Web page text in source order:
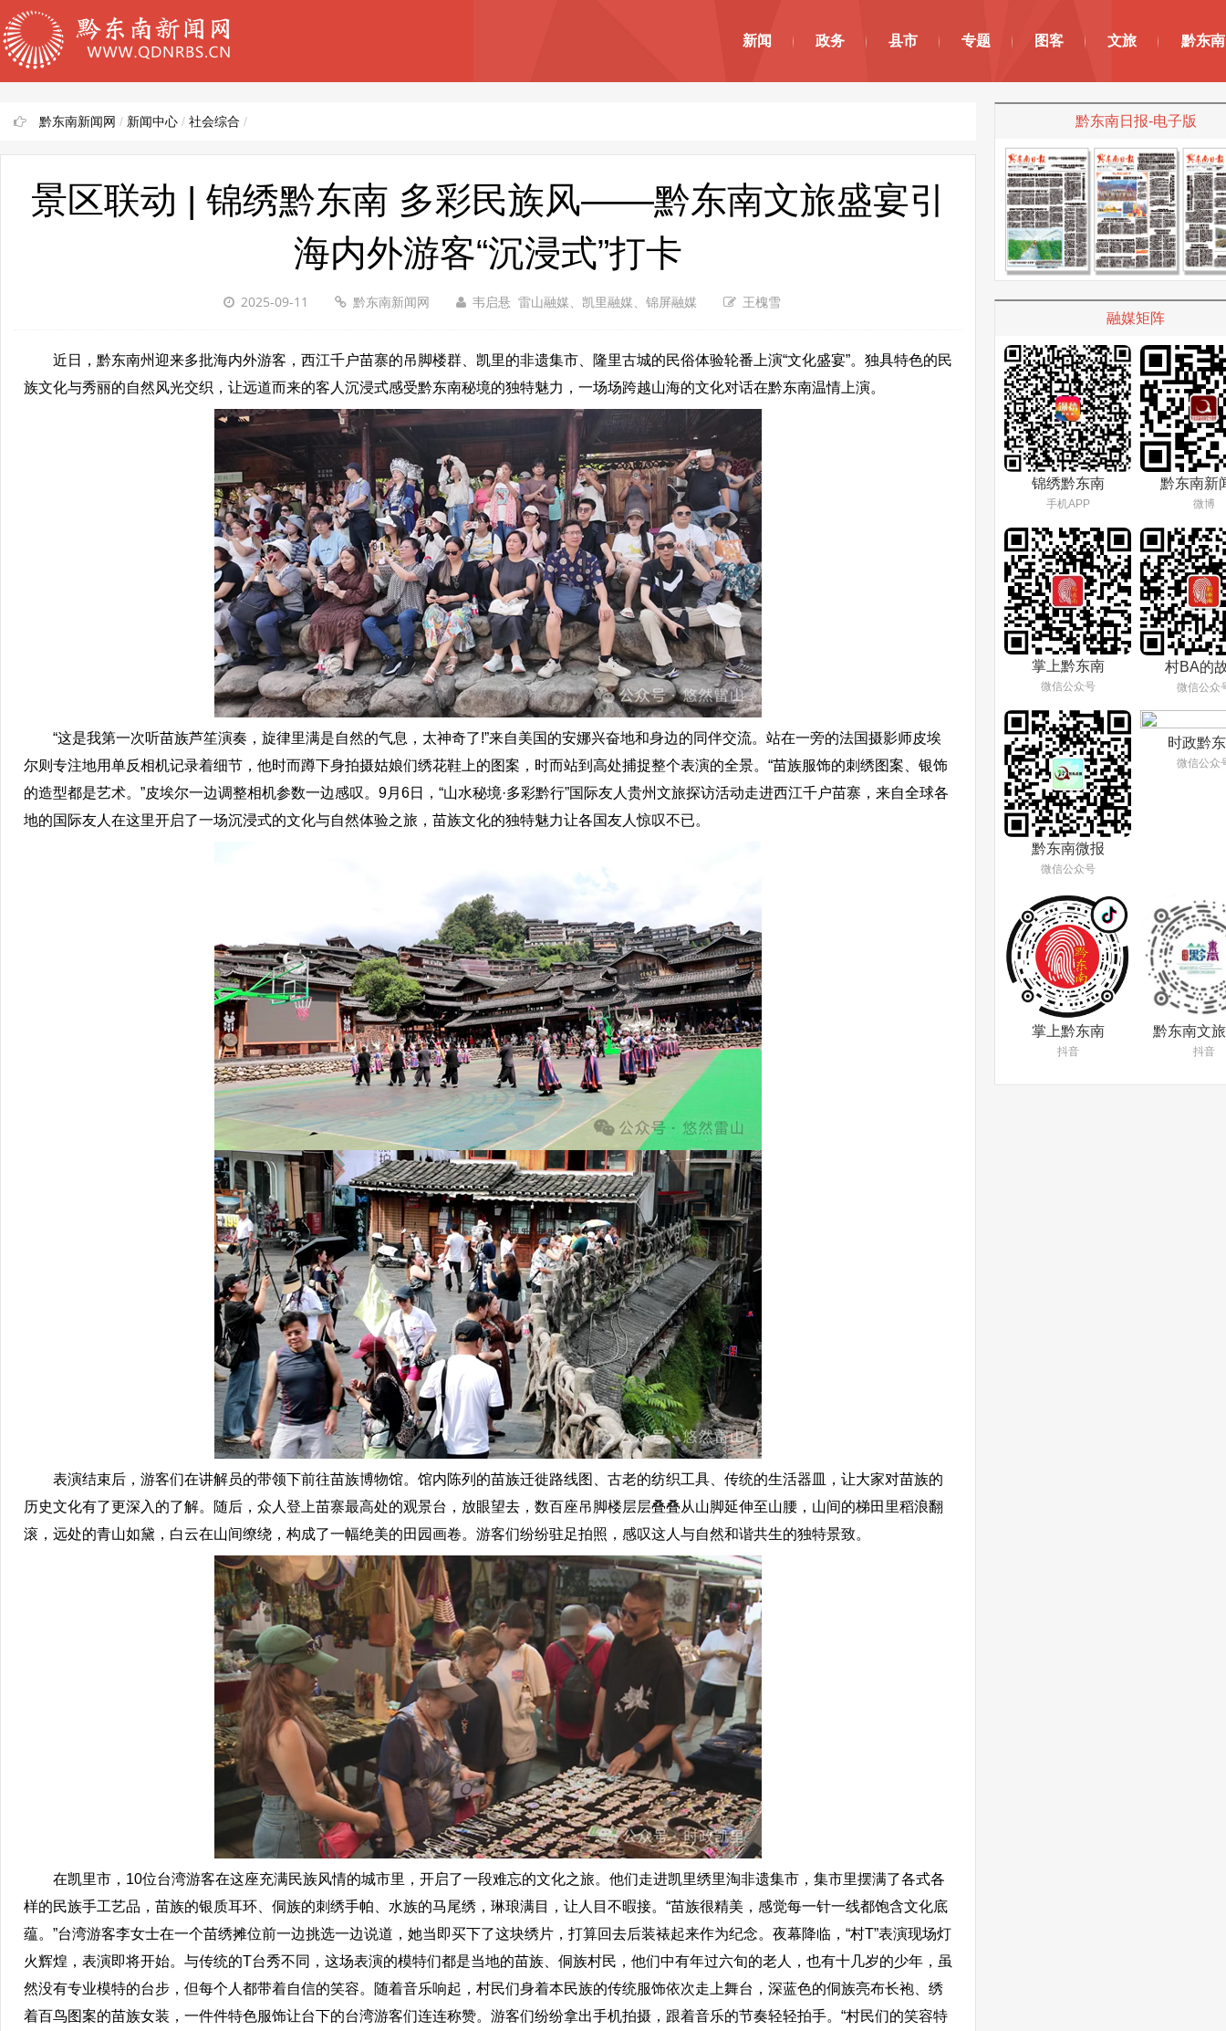
新闻 政务 县市 专题 图客 文旅 黔东
黔东南新闻网 / 新闻中心 / 社会综合 /
景区联动 | 锦绣黔东南 多彩民族风——黔东南文旅盛宴引
海内外游客“沉浸式”打卡
2025-09-11 黔东南新闻网 韦启悬 雷山融媒、凯里融媒、锦屏融媒 王槐雪
近日，黔东南州迎来多批海内外游客，西江千户苗寨的吊脚楼群、凯里的非遗集市、隆里古城的民俗体验轮番上演“文化盛宴”。独具特色的民
族文化与秀丽的自然风光交织，让远道而来的客人沉浸式感受黔东南秘境的独特魅力，一场场跨越山海的文化对话在黔东南温情上演。
“这是我第一次听苗族芦笙演奏，旋律里满是自然的气息，太神奇了!”来自美国的安娜兴奋地和身边的同伴交流。站在一旁的法国摄影师皮埃
尔则专注地用单反相机记录着细节，他时而蹲下身拍摄姑娘们绣花鞋上的图案，时而站到高处捕捉整个表演的全景。“苗族服饰的刺绣图案、银饰
的造型都是艺术。”皮埃尔一边调整相机参数一边感叹。9月6日，“山水秘境·多彩黔行”国际友人贵州文旅探访活动走进西江千户苗寨，来自全球各
地的国际友人在这里开启了一场沉浸式的文化与自然体验之旅，苗族文化的独特魅力让各国友人惊叹不已。
表演结束后，游客们在讲解员的带领下前往苗族博物馆。馆内陈列的苗族迁徙路线图、古老的纺织工具、传统的生活器皿，让大家对苗族的
历史文化有了更深入的了解。随后，众人登上苗寨最高处的观景台，放眼望去，数百座吊脚楼层层叠叠从山脚延伸至山腰，山间的梯田里稻浪翻
滚，远处的青山如黛，白云在山间缭绕，构成了一幅绝美的田园画卷。游客们纷纷驻足拍照，感叹这人与自然和谐共生的独特景致。
在凯里市，10位台湾游客在这座充满民族风情的城市里，开启了一段难忘的文化之旅。他们走进凯里绣里淘非遗集市，集市里摆满了各式各
样的民族手工艺品，苗族的银质耳环、侗族的刺绣手帕、水族的马尾绣，琳琅满目，让人目不暇接。“苗族很精美，感觉每一针一线都饱含文化底
蕴。”台湾游客李女士在一个苗绣摊位前一边挑选一边说道，她当即买下了这块绣片，打算回去后装裱起来作为纪念。夜幕降临，“村T”表演现场灯
火辉煌，表演即将开始。与传统的T台秀不同，这场表演的模特们都是当地的苗族、侗族村民，他们中有年过六旬的老人，也有十几岁的少年，虽
然没有专业模特的台步，但每个人都带着自信的笑容。随着音乐响起，村民们身着本民族的传统服饰依次走上舞台，深蓝色的侗族亮布长袍、绣
着百鸟图案的苗族女装，一件件特色服饰让台下的台湾游客们连连称赞。游客们纷纷拿出手机拍摄，跟着音乐的节奏轻轻拍手。“村民们的笑容特
黔东南日报-电子版
融媒矩阵
锦绣黔东南
手机APP
黔东南新
微博
掌上黔东南
微信公众号
村BA的
微信公众
黔东南微报
微信公众号
时政黔
微信公众
掌上黔东南
抖音
黔东南文
抖音